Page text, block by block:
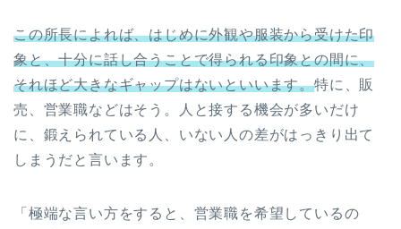
この所長によれば、はじめに外観や服装から受けた印
象と、十分に話し合うことで得られる印象との間に、
それほど大きなギャップはないといいます。特に、販
売、営業職などはそう。人と接する機会が多いだけ
に、鍛えられている人、いない人の差がはっきり出て
しまうだと言います。
「極端な言い方をすると、営業職を希望しているの